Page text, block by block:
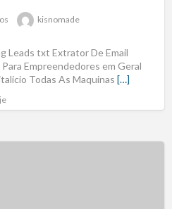
kisnomade
Leads txt Extrator De Email
Empreendedores em Geral
Todas As Maquinas […]